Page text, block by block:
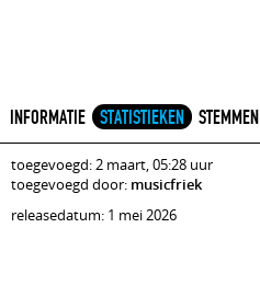
INFORMATIE STATISTIEKEN STEMMEN
toegevoegd: 2 maart, 05:28 uur
toegevoegd door: musicfriek
releasedatum: 1 mei 2026